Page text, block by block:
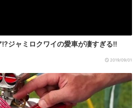
ジャミロクワイの愛車が凄すぎる!!
2019/09/01